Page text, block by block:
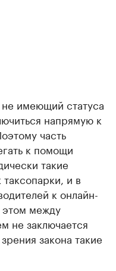
имеющий статуса
напрямую к
часть
к помощи
такие
и в
к онлайн-
этом между
не заключается
закона такие